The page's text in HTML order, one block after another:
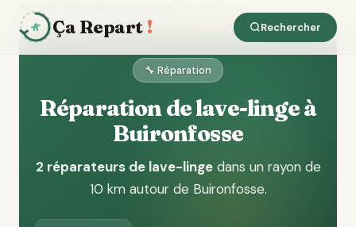
Ça Repart ! Rechercher
🔧 Réparation
Réparation de lave-linge à
Buironfosse
2 réparateurs de lave-lingedans un rayon de
10 km autour de Buironfosse.